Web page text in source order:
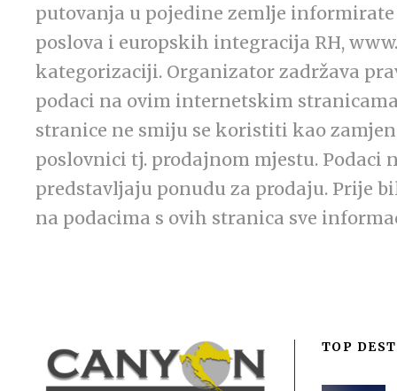
putovanja u pojedine zemlje
poslova i europskih integracija RH,
kategorizaciji. Organizator zadržava
podaci na ovim internetskim
stranice ne smiju se koristiti kao
poslovnici tj. prodajnom mjestu. Podaci
predstavljaju ponudu za prodaju. Prije
na podacima s ovih stranica sve
TOP